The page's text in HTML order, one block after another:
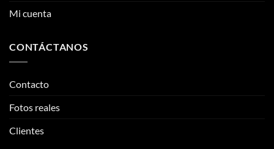
Mi cuenta
CONTÁCTANOS
Contacto
Fotos reales
Clientes